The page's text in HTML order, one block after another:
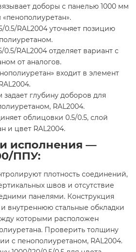
доборы с панелью 1000 мм
0.5/RAL2004 уточняет позицию
0.5/RAL2004 отделяет вариант с
от аналогов.
входит в элемент
глубину доборов для
RAL2004.
облицовки 0.5/0.5, слой
и цвет RAL2004.
исполнения —
ППУ:
плотность соединений,
швов и отсутствие
панелями. Конструкция
внутреннюю стальные обкладки
которыми расположен
Проверить толщину
с пенополиуретаном, RAL2004.